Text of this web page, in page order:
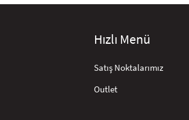
Hızlı Menü
Satış Noktalarımız
Outlet